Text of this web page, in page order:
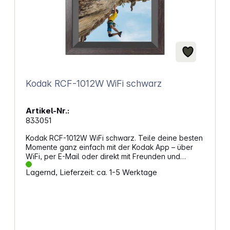
Kodak RCF-1012W WiFi schwarz
Artikel-Nr.:
833051
Kodak RCF-1012W WiFi schwarz. Teile deine besten
Momente ganz einfach mit der Kodak App – über
WiFi, per E-Mail oder direkt mit Freunden und
Familie. Unterstützt 2,4-GHz WLAN-Verbindungen
und lade unbegrenzt viele Liebste ein, deine Fotos
Lagernd, Lieferzeit: ca. 1-5 Werktage